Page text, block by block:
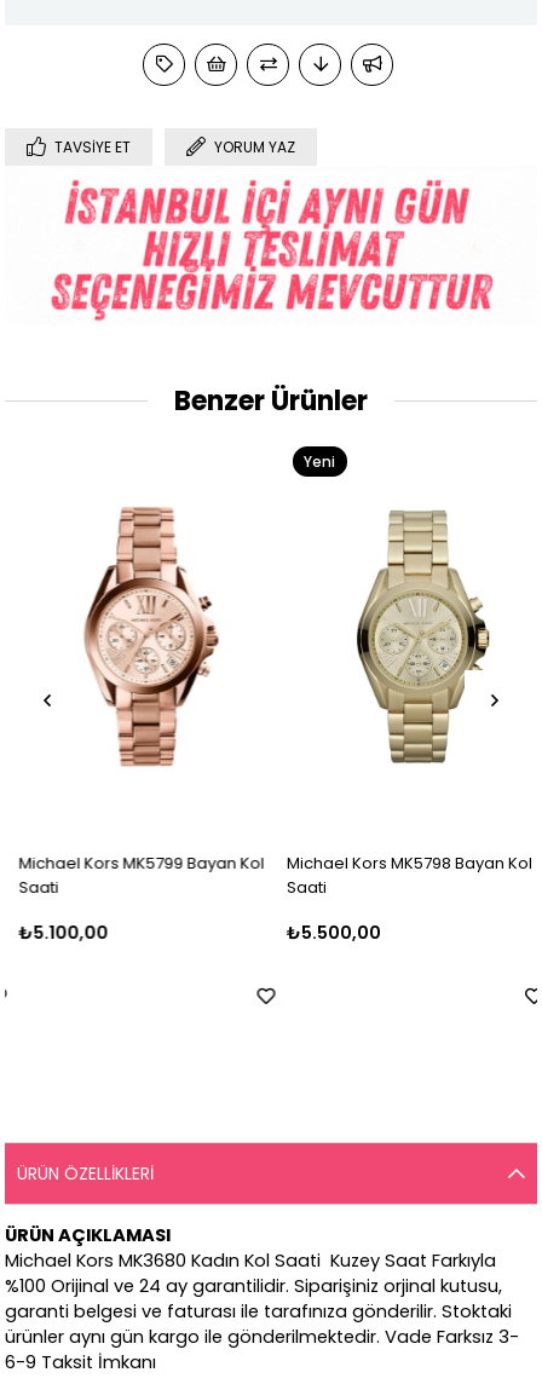
TAVSIYE ET YORUM YAZ
Benzer Ürünler
Michael Kors MK5799 Bayan Kol
Saati
₺5.100,00
Michael Kors MK5798 Bayan Kol
Saati
₺5.500,00
Yeni
ÜRÜN ÖZELLIKLERI
ÜRÜN AÇIKLAMASI
Michael Kors MK3680 Kadın Kol Saati Kuzey Saat Farkıyla
%100 Orijinal ve 24 ay garantilidir. Siparişiniz orjinal kutusu,
garanti belgesi ve faturası ile tarafınıza gönderilir. Stoktaki
ürünler aynı gün kargo ile gönderilmektedir. Vade Farksız 3-
6-9 Taksit İmkanı